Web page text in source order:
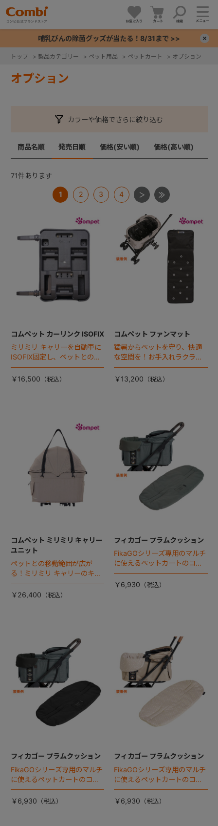
お気に入り カート 検索 メニュー
哺乳びんの除菌グッズが当たる！8/31まで >>
トップ > 製品カテゴリー > ペット用品 > ペットカート > オプション
オプション
カラーや価格でさらに絞り込む
商品名順 発売日順 価格(安い順) 価格(高い順)
71件あります
1 2 3 4
コムペット カーリンク ISOFIX
ミリミリ キャリーを自動車に
ISOFIX固定し、ペットとの車
移動をカンタン・快適に！
￥16,500
コムペット ファンマット
猛暑からペットを守り、快適
な空間を！お手入れラクラク
な「ファンマット」が登場！
￥13,200
コムペット ミリミリ キャリー
ユニット
ペットとの移動範囲が広が
る！ミリミリ キャリーのキャ
リー部単品が登場！
￥26,400
フィカゴー プラムクッション
FikaGOシリーズ専用のマルチ
に使えるペットカートのコー
ナークッション登場。
￥6,930
フィカゴー プラムクッション
FikaGOシリーズ専用のマルチ
に使えるペットカートのコー
ナークッション登場。
￥6,930
フィカゴー プラムクッション
FikaGOシリーズ専用のマルチ
に使えるペットカートのコー
ナークッション登場。
￥6,930